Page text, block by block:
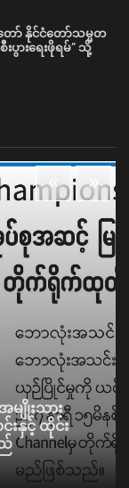
ော် နိုင်ငံတော်သမ္မတ
းပွားရေးဖိုရမ်” သို့
အမျိုးသား
းနှင့် ထိုင်း